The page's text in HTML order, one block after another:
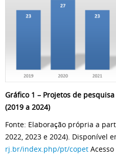
Gráfico 1 – Projetos de
(2019 a 2024)
Fonte: Elaboração própria a
2022, 2023 e 2024). Disponível
rj.br/index.php/pt/copet